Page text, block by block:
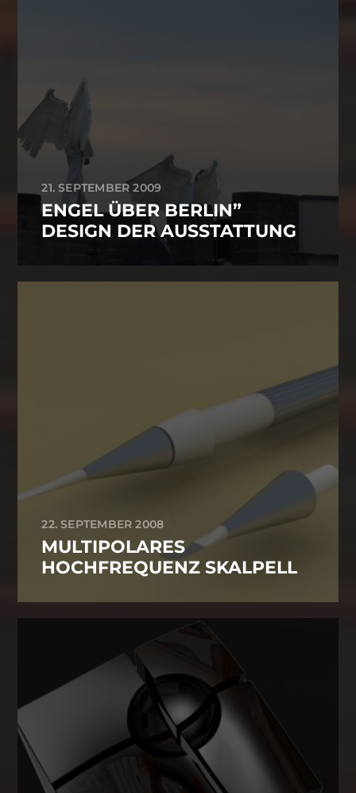
21. SEPTEMBER 2009
ENGEL ÜBER BERLIN”
DESIGN DER AUSSTATTUNG
22. SEPTEMBER 2008
MULTIPOLARES
HOCHFREQUENZ SKALPELL